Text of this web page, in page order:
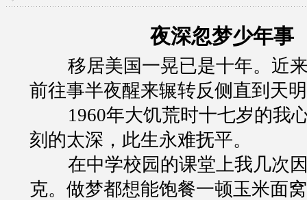
夜深忽梦少年事
移居美国一晃已是十年。近
前往事半夜醒来辗转反侧直到天
1960年大饥荒时十七岁的我
刻的太深，此生永难抚平。
在中学校园的课堂上我几次
克。做梦都想能饱餐一顿玉米面